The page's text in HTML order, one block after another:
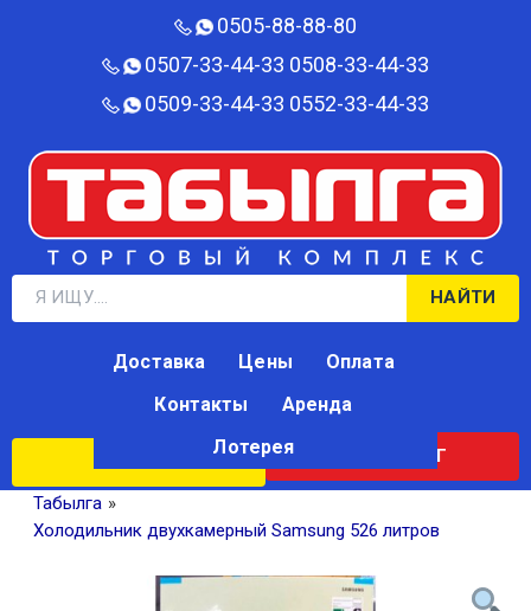
0505-88-88-80‬
0507-33-44-33 0508-33-44-33
0509-33-44-33 0552-33-44-33
НАЙТИ
КАТАЛОГ
Доставка Цены
Оплата
Контакты
Аренда
Лотерея
Табылга »
Холодильник двухкамерный Samsung 526 литров